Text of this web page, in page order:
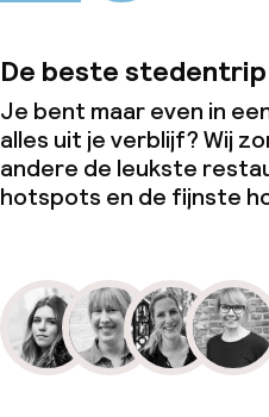
De beste stedentrip
Je bent maar even in
alles uit je verblijf? Wij
andere de leukste
hotspots en de fijnste